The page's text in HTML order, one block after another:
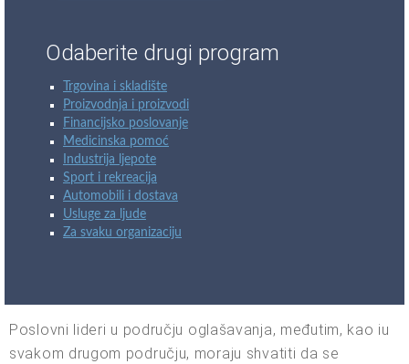
Odaberite drugi program
Trgovina i skladište
Proizvodnja i proizvodi
Financijsko poslovanje
Medicinska pomoć
Industrija ljepote
Sport i rekreacija
Automobili i dostava
Usluge za ljude
Za svaku organizaciju
Poslovni lideri u području oglašavanja, međutim, kao iu
svakom drugom području, moraju shvatiti da se